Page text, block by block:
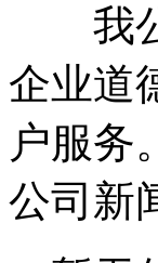
我公
企业道
户服务。
公司新